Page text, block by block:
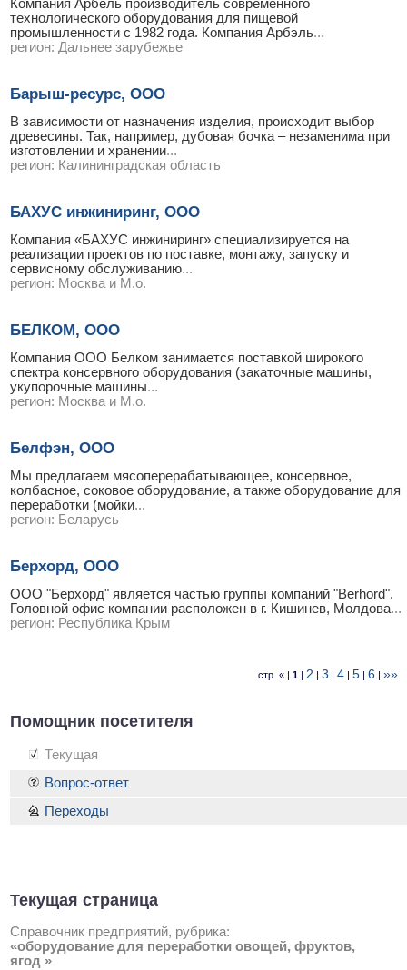
Компания Арбель производитель современного
технологического оборудования для пищевой
промышленности с 1982 года. Компания Арбэль...
регион: Дальнее зарубежье
Барыш-ресурс, ООО
В зависимости от назначения изделия, происходит выбор
древесины. Так, например, дубовая бочка – незаменима при
изготовлении и хранении...
регион: Калининградская область
БАХУС инжиниринг, ООО
Компания «БАХУС инжиниринг» специализируется на
реализации проектов по поставке, монтажу, запуску и
сервисному обслуживанию...
регион: Москва и М.о.
БЕЛКОМ, ООО
Компания ООО Белком занимается поставкой широкого
спектра консервного оборудования (закаточные машины,
укупорочные машины...
регион: Москва и М.о.
Белфэн, ООО
Мы предлагаем мясоперерабатывающее, консервное,
колбасное, соковое оборудование, а также оборудование для
переработки (мойки...
регион: Беларусь
Берхорд, ООО
ООО "Берхорд" является частью группы компаний "Berhord".
Головной офис компании расположен в г. Кишинев, Молдова...
регион: Республика Крым
стр. « |1 | 2 |3 |4 |5 |6 |»»
Помощник посетителя
Текущая
Текущая страница
Справочник предприятий, рубрика:
«оборудование для переработки овощей, фруктов,
ягод »
Вопрос-ответ
Переходы